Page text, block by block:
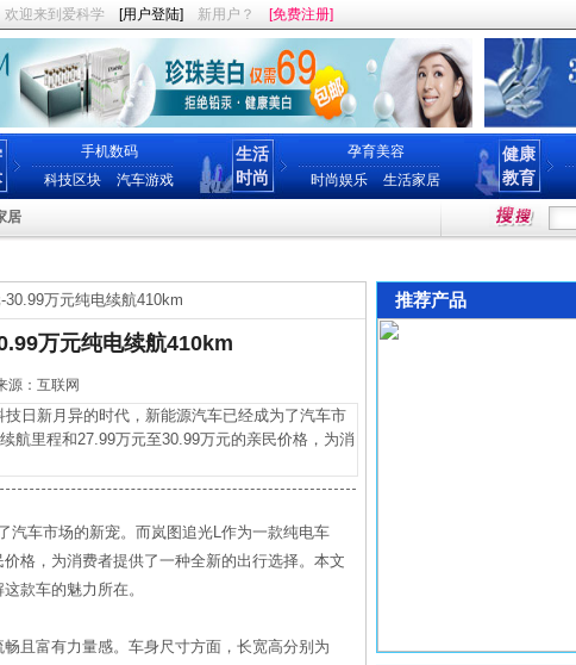
欢迎来到爱科学 [用户登陆] 新用户？ [免费注册]
手机数码
科技区块
汽车游戏
生活
时尚
孕育美容
时尚娱乐
生活家居
健康
教育
居
万元纯电续航410km
万元纯电续航410km
源：互联网
日新月异的时代，新能源汽车已经成为了汽车市
航里程和27.99万元至30.99万元的亲民价格，为消
汽车市场的新宠。而岚图追光L作为一款纯电车
格，为消费者提供了一种全新的出行选择。本文
款车的魅力所在。
且富有力量感。车身尺寸方面，长宽高分别为
推荐产品